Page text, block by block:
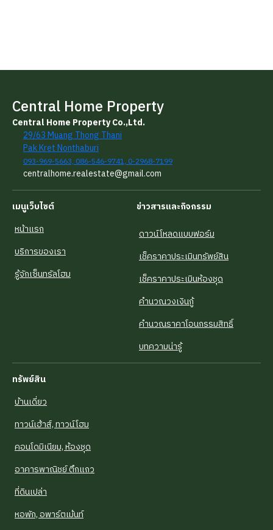
Central Home Property
Central Home Property Co.,Ltd.
29/63 Muang Thong Thani
Pak Kret Nonthaburi
093-969-5663, 086-546-9741, 0-2968-7199
centralhome.realestate@gmail.com
เมนูเว็บไซต์
หน้าแรก
บริการของเรา
รู้จักเซ็นทรัลโฮม
ข่าวสารและกิจกรรม
ดาวน์โหลดแบบฟอร์ม
เช็คราคาประเมินทรัพย์สิน
เช็คราคาประเมินห้องชุด
คำนวณวงเงินกู้
คำนวณราคาโอนกรรมสิทธิ์
บทความน่ารู้
ทรัพย์สิน
บ้านเดี่ยว
ทาวน์เฮ้าส์, ทาวน์โฮม
คอนโดมิเนียม, ห้องชุด
อาคารพาณิชย์ ตึกแถว
ที่ดินเปล่า
หอพัก, อพาร์ตเม้นท์